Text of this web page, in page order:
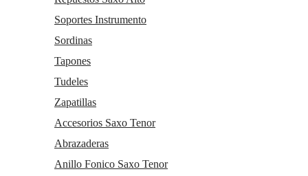
Soportes Instrumento
Sordinas
Tapones
Tudeles
Zapatillas
Accesorios Saxo Tenor
Abrazaderas
Anillo Fonico Saxo Tenor